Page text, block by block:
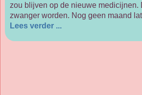
zou blijven op de nieuwe medicijnen.
zwanger worden. Nog geen maand
Lees verder ...